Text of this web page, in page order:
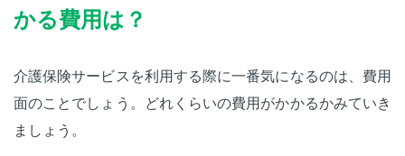
かる費用は？
介護保険サービスを利用する際に一番気になるのは、費用
面のことでしょう。どれくらいの費用がかかるかみていき
ましょう。